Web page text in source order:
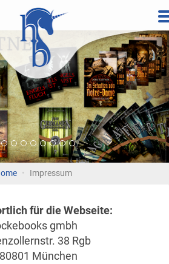
Impressum
für die Webseite:
gmbh
38 Rgb
München